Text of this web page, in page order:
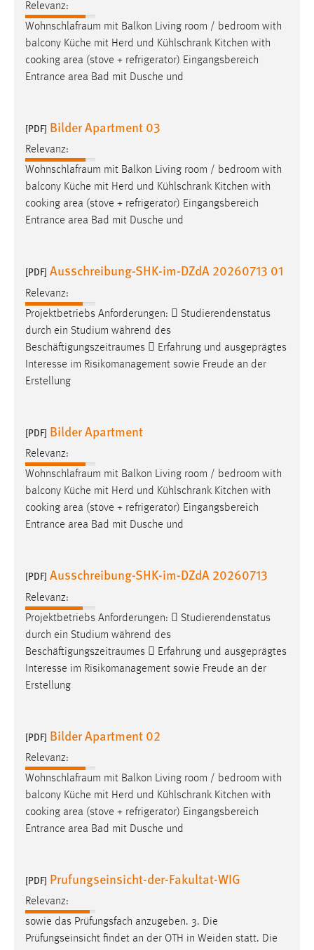
Relevanz:
Wohnschlafraum mit Balkon Living room / bedroom with
balcony Küche mit Herd und Kühlschrank Kitchen with
cooking area (stove + refrigerator) Eingangsbereich
Entrance area Bad mit Dusche und
[PDF] Bilder Apartment 03
Relevanz:
Wohnschlafraum mit Balkon Living room / bedroom with
balcony Küche mit Herd und Kühlschrank Kitchen with
cooking area (stove + refrigerator) Eingangsbereich
Entrance area Bad mit Dusche und
[PDF] Ausschreibung-SHK-im-DZdA 20260713 01
Relevanz:
Projektbetriebs Anforderungen:  Studierendenstatus
durch ein Studium während des
Beschäftigungszeitraumes  Erfahrung und ausgeprägtes
Interesse im Risikomanagement sowie Freude an der
Erstellung
[PDF] Bilder Apartment
Relevanz:
Wohnschlafraum mit Balkon Living room / bedroom with
balcony Küche mit Herd und Kühlschrank Kitchen with
cooking area (stove + refrigerator) Eingangsbereich
Entrance area Bad mit Dusche und
[PDF] Ausschreibung-SHK-im-DZdA 20260713
Relevanz:
Projektbetriebs Anforderungen:  Studierendenstatus
durch ein Studium während des
Beschäftigungszeitraumes  Erfahrung und ausgeprägtes
Interesse im Risikomanagement sowie Freude an der
Erstellung
[PDF] Bilder Apartment 02
Relevanz:
Wohnschlafraum mit Balkon Living room / bedroom with
balcony Küche mit Herd und Kühlschrank Kitchen with
cooking area (stove + refrigerator) Eingangsbereich
Entrance area Bad mit Dusche und
[PDF] Prufungseinsicht-der-Fakultat-WIG
Relevanz:
sowie das Prüfungsfach anzugeben. 3. Die
Prüfungseinsicht findet an der OTH in Weiden statt. Die
Zweck:
Dieser Cookie ist notwendig um sich an der Website
einloggen zu können.
Cookie Laufzeit:
STATISTIK
Statistik Cookies erfassen Informationen anonym.
Diese Informationen helfen uns zu verstehen, wie
unsere Besucher unsere Website nutzen.
Name:
_pk_ref, _pk_cvar, _pk_id, _pk_ses
Zweck:
Zugriffsstatistik
Cookie Laufzeit:
Max. 13 Monate
Marketing Cookies werden von Drittanbietern
verwendet, um personalisierte Werbung anzuzeigen.
Sie tun dies, indem sie Besucher über Websites
hinweg verfolgen.
Google Ads
Anbieter:
Google Ireland Limited
Zweck:
Conversion-Tracking
Cookie Laufzeit:
3 Monate
Facebook Pixel
Name:
_fbp
Anbieter:
Facebook
Cookie Laufzeit:
3 Monate